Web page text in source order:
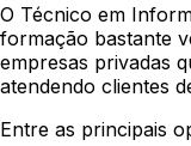
O Técnico em
formação bastante
empresas privadas
atendendo clientes
Entre as principais